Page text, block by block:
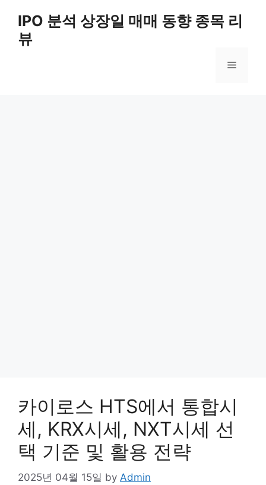
content
IPO 분석 상장일 매매 동향 종목 리
뷰
Menu
카이로스 HTS에서 통합시
세, KRX시세, NXT시세 선
택 기준 및 활용 전략
2025년 04월 15일 by Admin